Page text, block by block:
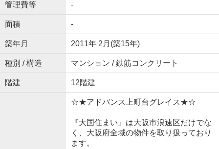
管理費等 -
面積 -
築年月 2011年 2月(築15年)
種別 / 構造 マンション / 鉄筋コンクリート
階建 12階建
☆★アドバンス上町台グレイス★☆
『大国住まい』は大阪市浪速区だけでな
く、大阪府全域の物件を取り扱っており
ます。